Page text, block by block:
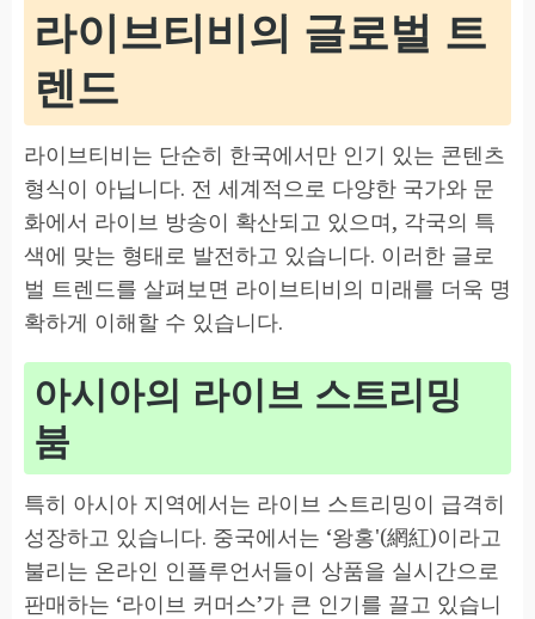
라이브티비의 글로벌 트
렌드
라이브티비는 단순히 한국에서만 인기 있는 콘텐츠
형식이 아닙니다. 전 세계적으로 다양한 국가와 문
화에서 라이브 방송이 확산되고 있으며, 각국의 특
색에 맞는 형태로 발전하고 있습니다. 이러한 글로
벌 트렌드를 살펴보면 라이브티비의 미래를 더욱 명
확하게 이해할 수 있습니다.
아시아의 라이브 스트리밍
붐
특히 아시아 지역에서는 라이브 스트리밍이 급격히
성장하고 있습니다. 중국에서는 ‘왕홍'(網紅)이라고
불리는 온라인 인플루언서들이 상품을 실시간으로
판매하는 ‘라이브 커머스’가 큰 인기를 끌고 있습니